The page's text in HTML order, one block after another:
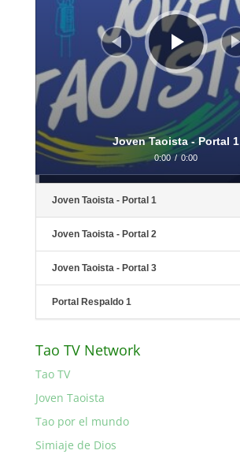
Joven Taoista - Portal 1
0:00 / 0:00
Joven Taoista - Portal 1
Joven Taoista - Portal 2
Joven Taoista - Portal 3
Portal Respaldo 1
Tao TV Network
Tao TV
Joven Taoista
Tao por el mundo
Simiaje de Dios